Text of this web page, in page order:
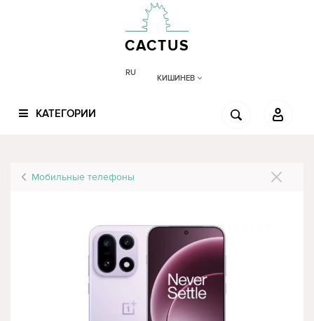
CACTUS
RU
КИШИНЕВ
КАТЕГОРИИ
Мобильные телефоны